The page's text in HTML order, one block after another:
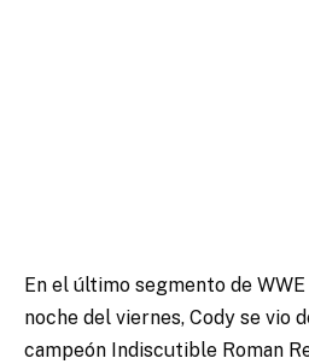
En el último segmento de
noche del viernes, Cody se vio
campeón Indiscutible Roman